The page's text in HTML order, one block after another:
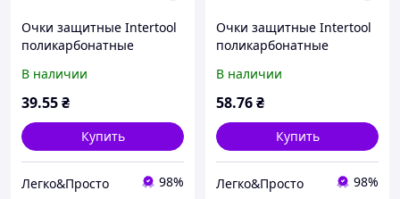
Очки защитные Intertool
поликарбонатные
защиты глаз от пыли,
стружки, осколков, УФ и
В наличии
39.55₴
Купить
Легко&Просто 98%
Очки защитные Intertool
поликарбонатные
защиты глаз от пыли,
стружки, осколков, УФ и
В наличии
58.76₴
Купить
Легко&Просто 98%